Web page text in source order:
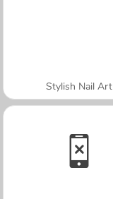
Stylish Nail Art